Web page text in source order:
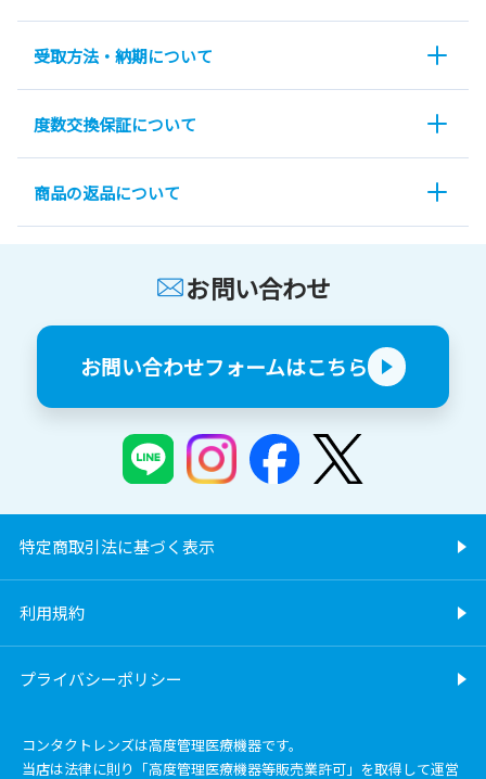
受取方法・納期について
度数交換保証について
商品の返品について
お問い合わせ
お問い合わせフォームはこちら
特定商取引法に基づく表示
利用規約
プライバシーポリシー
コンタクトレンズは高度管理医療機器です。
当店は法律に則り「高度管理医療機器等販売業許可」を取得して運営